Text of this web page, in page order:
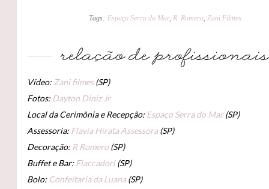
Tags: Espaço Serra do Mar, R. Romero, Zani Filmes
Vídeo: Zani filmes(SP)
Fotos: Dayton Diniz Jr
Local da Cerimônia e Recepção: Espaço Serra do Mar(SP)
Assessoria: Flavia Hirata Assessora(SP)
Decoração: R Romero (SP)
Buffet e Bar: Fiaccadori(SP)
Bolo: Confeitaria da Luana(SP)